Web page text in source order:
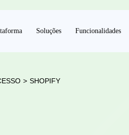
Soluções Funcionalidades
> SHOPIFY